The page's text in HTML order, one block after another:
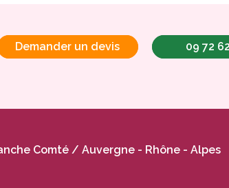
Demander un devis 09 72
Comté / Auvergne - Rhône - Alpes